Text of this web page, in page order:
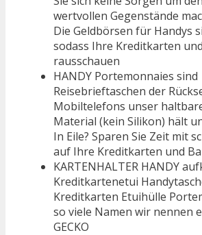
wertvollen Gegenstände
Die Geldbörsen für Handys
sodass Ihre Kreditkarten
rausschauen
HANDY Portemonnaies sind
Reisebrieftaschen der
Mobiltelefons unser
Material (kein Silikon) hält
In Eile? Sparen Sie Zeit mit
auf Ihre Kreditkarten und
KARTENHALTER HANDY
Kreditkartenetui
Kreditkarten Etuihülle
so viele Namen wir nennen
GECKO